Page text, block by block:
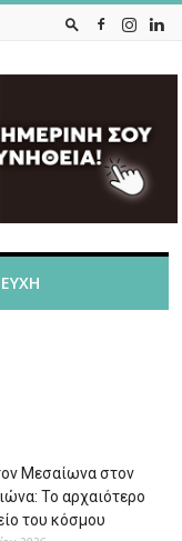
Μεσαίωνα στον
Το αρχαιότερο
του κόσμου